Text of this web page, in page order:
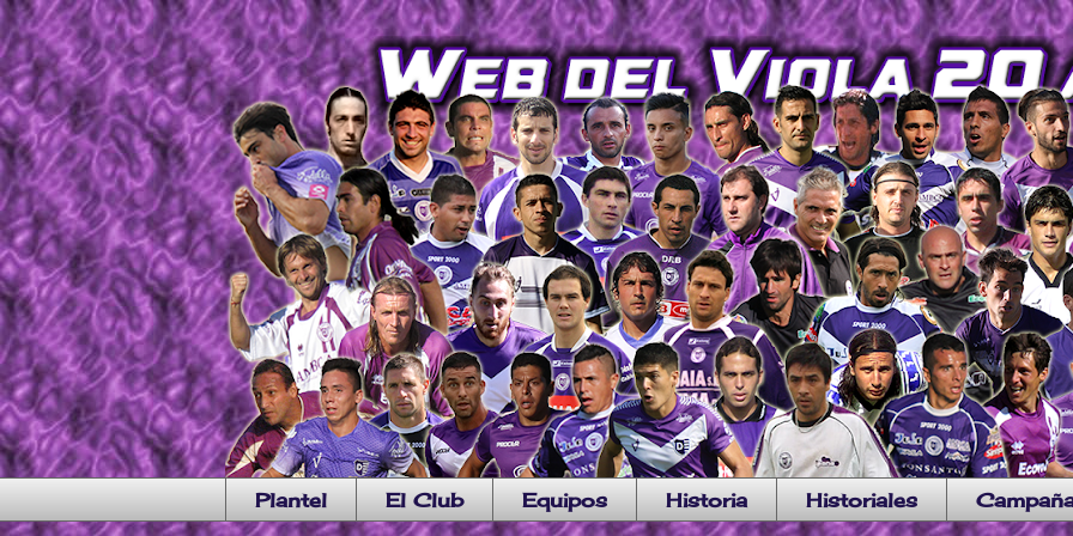
Plantel El Club Equipos Historia Historiales